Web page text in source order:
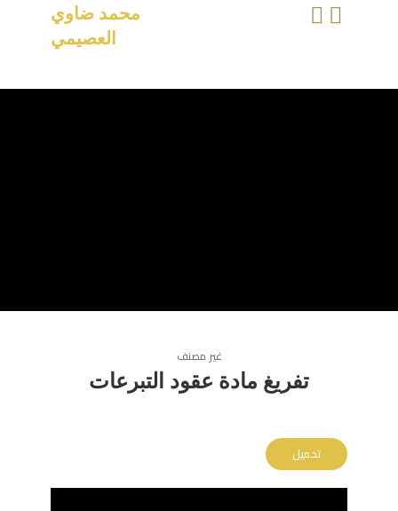
محمد ضاوي
العصيمي
غير مصنف
تفريغ مادة عقود التبرعات
تحميل